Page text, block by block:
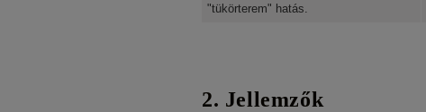
"tükörterem" hatás.
2. Jellemzők